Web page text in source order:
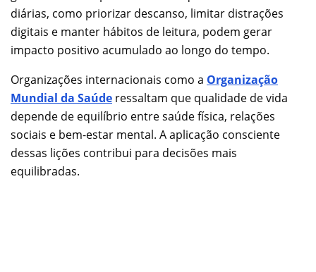
diárias, como priorizar descanso, limitar distrações
digitais e manter hábitos de leitura, podem gerar
impacto positivo acumulado ao longo do tempo.
Organizações internacionais como a Organização
Mundial da Saúde ressaltam que qualidade de vida
depende de equilíbrio entre saúde física, relações
sociais e bem-estar mental. A aplicação consciente
dessas lições contribui para decisões mais
equilibradas.